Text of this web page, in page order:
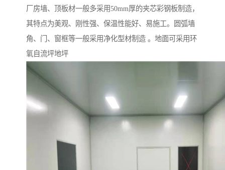
厂房墙、顶板材一般多采用50mm厚的夹芯彩钢板制造，
其特点为美观、刚性强、保温性能好、易施工。圆弧墙
角、门、窗框等一般采用净化型材制造 。地面可采用环
氧自流坪地坪